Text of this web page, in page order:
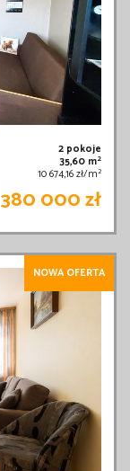
2 pokoje
35,60 m2
10 674,16 zł/m2
380 000 zł
NOWA OFERTA